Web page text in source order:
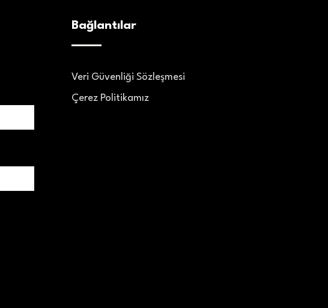
Bağlantılar
Veri Güvenliği Sözleşmesi
Çerez Politikamız